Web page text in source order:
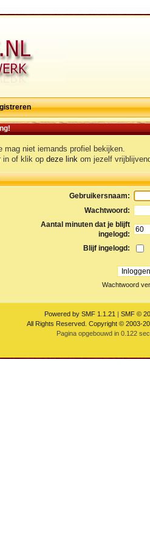
mag niet iemands profiel bekijken.
in of klik op deze linkom jezelf
Gebruikersnaam:
Wachtwoord:
Aantal minuten dat je blijft
ingelogd:
Blijf ingelogd:
Wachtwoord
Powered by SMF 1.1.21 | SMF ©
All Rights Reserved. Copyright © 2003-
Pagina opgebouwd in 0.122